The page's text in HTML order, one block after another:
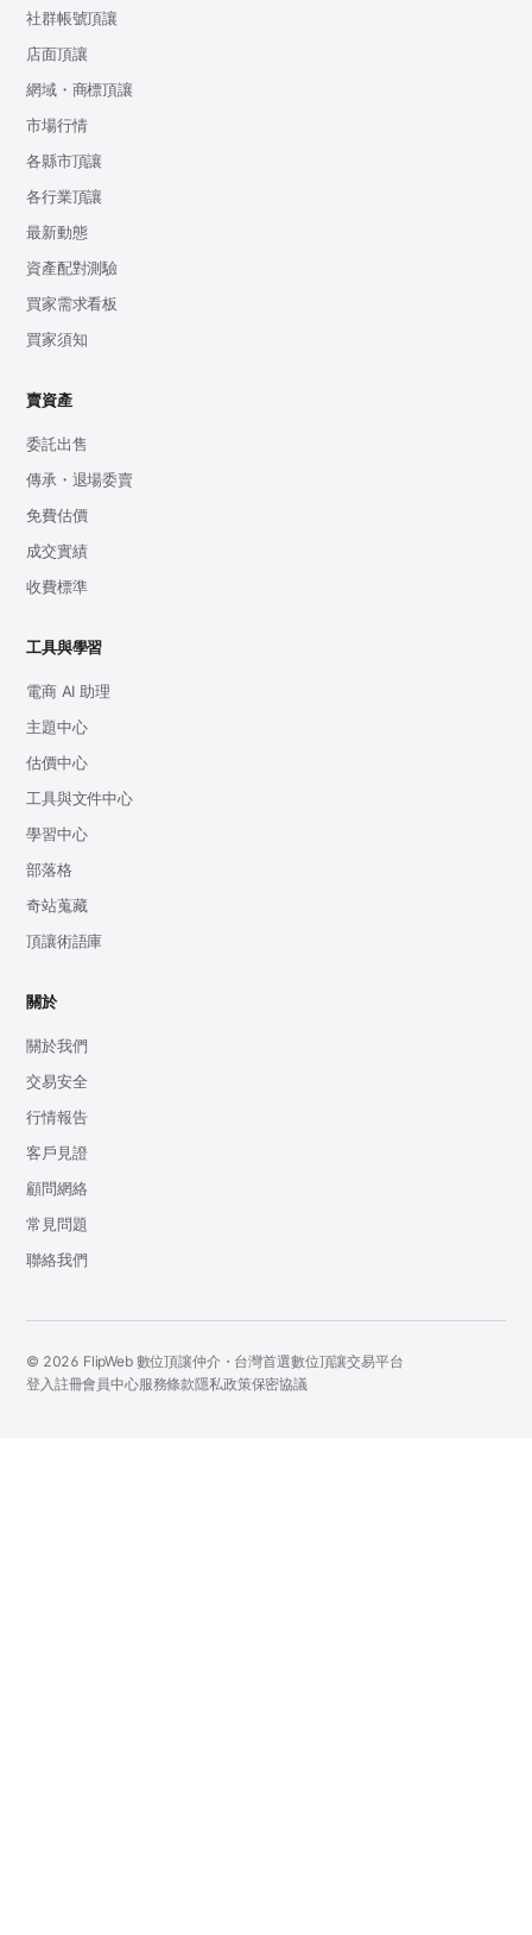
社群帳號頂讓
店面頂讓
網域・商標頂讓
市場行情
各縣市頂讓
各行業頂讓
最新動態
資產配對測驗
買家需求看板
買家須知
賣資產
委託出售
傳承・退場委賣
免費估價
成交實績
收費標準
工具與學習
電商 AI 助理
主題中心
估價中心
工具與文件中心
學習中心
部落格
奇站蒐藏
頂讓術語庫
關於
關於我們
交易安全
行情報告
客戶見證
顧問網絡
常見問題
聯絡我們
© 2026 FlipWeb 數位頂讓仲介・台灣首選數位頂讓交易平台
登入註冊會員中心服務條款隱私政策保密協議